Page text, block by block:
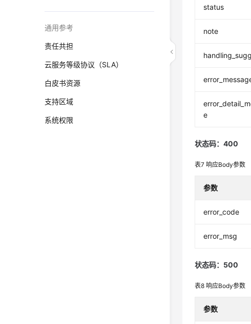
通用参考
责任共担
云服务等级协议（SLA）
白皮书资源
支持区域
系统权限
status
note
e
状态码：400
表7响应Body参数
参数
error_code
error_msg
状态码：500
表8响应Body参数
参数